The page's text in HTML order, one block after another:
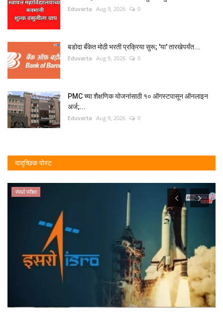
Eduvarta Aug 9, 2026 0
बडोदा बँकेत मोठी भरती प्रक्रिया सुरू; 'या' तारखेपर्यंत...
Eduvarta Aug 9, 2026 0
PMC च्या शैक्षणिक योजनांसाठी १० ऑगस्टपासून ऑनलाइन
अर्ज;...
Eduvarta Aug 9, 2026 0
यादृच्छिक पोस्ट
स्पर्धा परीक्षा